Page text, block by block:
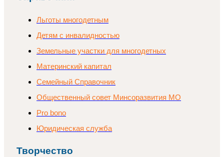
Льготы многодетным
Детям с инвалидностью
Земельные участки для многодетных
Материнский капитал
Семейный Справочник
Общественный совет Минсоразвития МО
Pro bono
Юридическая служба
Творчество